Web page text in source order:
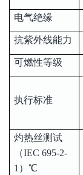
电气绝缘
抗紫外线能力
可燃性等级
执行标准
灼热丝测试
（IEC 695-2-
1）℃